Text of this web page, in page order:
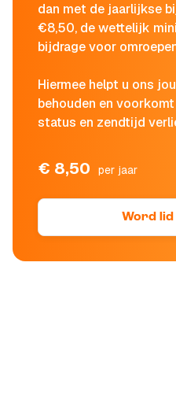
dan met de jaarlijkse
€8,50, de wettelijk
bijdrage voor
Hiermee helpt u ons
behouden en
status en zendtijd
€ 8,50 per jaar
Word lid